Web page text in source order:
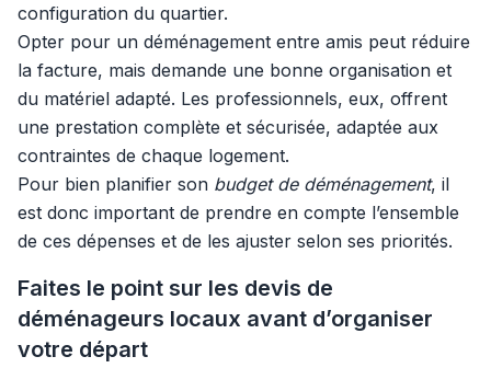
configuration du quartier.
Opter pour un déménagement entre amis peut réduire
la facture, mais demande une bonne organisation et
du matériel adapté. Les professionnels, eux, offrent
une prestation complète et sécurisée, adaptée aux
contraintes de chaque logement.
Pour bien planifier son budget de déménagement, il
est donc important de prendre en compte l’ensemble
de ces dépenses et de les ajuster selon ses priorités.
Faites le point sur les devis de
déménageurs locaux avant d’organiser
votre départ